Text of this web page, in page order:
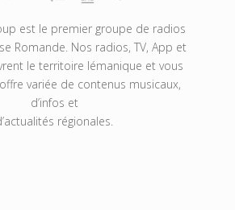
est le premier groupe de radios
Romande. Nos radios, TV, App et
le territoire lémanique et vous
variée de contenus musicaux,
d’infos et
régionales.